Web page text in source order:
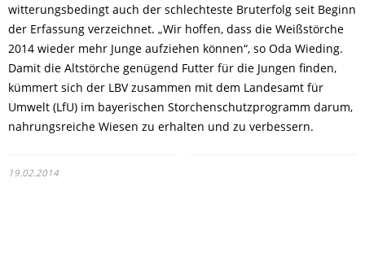
witterungsbedingt auch der schlechteste Bruterfolg seit Beginn
der Erfassung verzeichnet. „Wir hoffen, dass die Weißstörche
2014 wieder mehr Junge aufziehen können“, so Oda Wieding.
Damit die Altstörche genügend Futter für die Jungen finden,
kümmert sich der LBV zusammen mit dem Landesamt für
Umwelt (LfU) im bayerischen Storchenschutzprogramm darum,
nahrungsreiche Wiesen zu erhalten und zu verbessern.
19.02.2014